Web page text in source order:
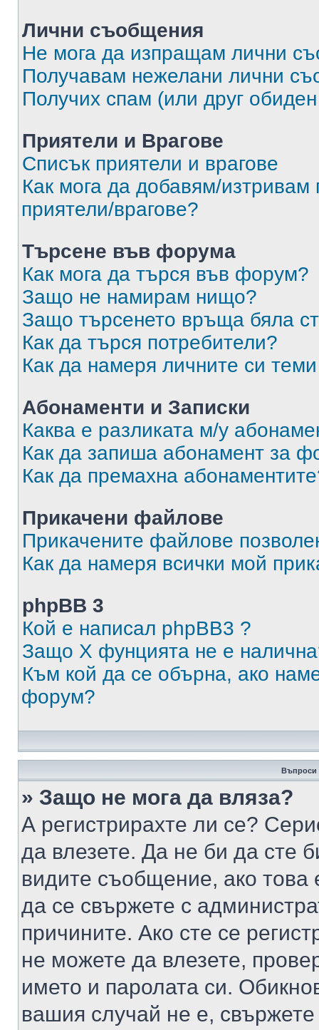
Лични съобщения
Не мога да изпращам лични
Получавам нежелани лични
Получих спам (или друг
Приятели и Врагове
Списък приятели и врагове
Как мога да добавям/изтривам
приятели/врагове?
Търсене във форума
Как мога да търся във форум?
Защо не намирам нищо?
Защо търсенето връща бяла
Как да търся потребители?
Как да намеря личните си
Абонаменти и Записки
Каква е разликата м/у
Как да запиша абонамент за
Как да премахна
Прикачени файлове
Прикачените файлове
Как да намеря всички мой
phpBB 3
Кой е написал phpBB3 ?
Защо X фунцията не е
Към кой да се обърна, ако
форум?
Въпроси
» Защо не мога да вляза?
А регистрирахте ли се?
да влезете. Да не би да сте
видите съобщение, ако това
да се свържете с
причините. Ако сте се
не можете да влезете,
името и паролата си.
вашия случай не е,